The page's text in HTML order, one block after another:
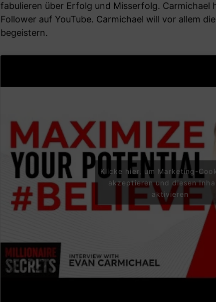
fabulieren über Erfolg und Misserfolg. Carmichael
Follower auf YouTube. Carmichael will vor allem
begeistern.
Klicke hier, um Marketing-
akzeptieren und diesen
aktivieren